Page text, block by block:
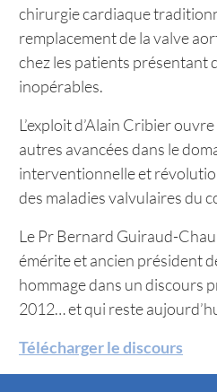
chirurgie cardiaque
remplacement de la valve
chez les patients présentant
inopérables.
L’exploit d’Alain Cribier
autres avancées dans le
interventionnelle et
des maladies valvulaires du
Le Pr Bernard Guiraud-
émérite et ancien président
hommage dans un discours
2012… et qui reste
Télécharger le discours